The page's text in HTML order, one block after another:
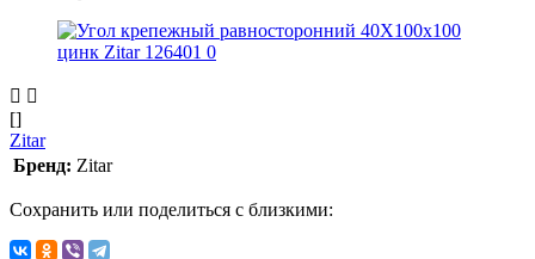
[]
Zitar
Бренд: Zitar
Сохранить или поделиться с близкими: